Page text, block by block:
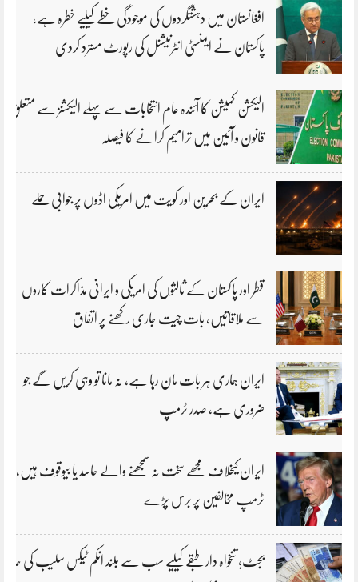
افغانستان میں دہشتگردوں کی موجودگی خطے کیلیے خطرہ ہے،
پاکستان نے ایمنسٹی انٹرنیشنل کی رپورٹ مسترد کردی
الیکشن کمیشن کا آئندہ عام انتخابات سے پہلے الیکشنز سے متعلق
قانون و آئین میں ترامیم کرانے کا فیصلہ
ایران کے بحرین اور کویت میں امریکی اڈوں پر جوابی حملے
قطر اور پاکستان کے ثالثوں کی امریکی و ایرانی مذاکرات کاروں
سے ملاقاتیں، بات چیت جاری رکھنے پر اتفاق
ایران ہماری ہر بات مان رہا ہے، نہ مانا تو وہی کریں گے جو
ضروری ہے، صدر ٹرمپ
ایران کیخلاف مجھے سخت نہ سمجھنے والے حاسد یا بیوقوف ہیں،
ٹرمپ مخالفین پر برس پڑے
بجٹ؛ تنخواہ دار طبقے کیلیے سب سے بلند انکم ٹیکس سلیب کی حد